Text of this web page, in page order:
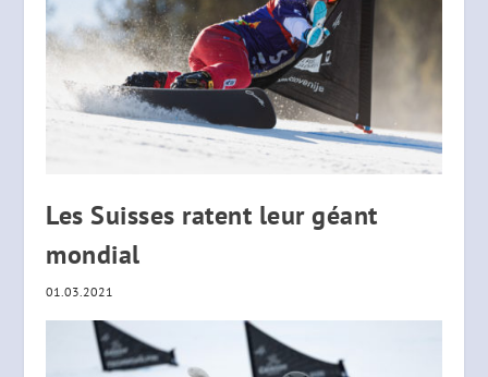
Les Suisses ratent leur géant
mondial
01.03.2021